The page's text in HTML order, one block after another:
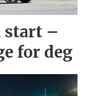
start –
for deg